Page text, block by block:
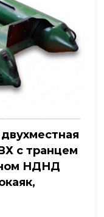
с транцем
НДНД